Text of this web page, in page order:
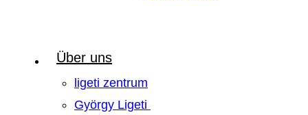
Über uns
ligeti zentrum
György Ligeti